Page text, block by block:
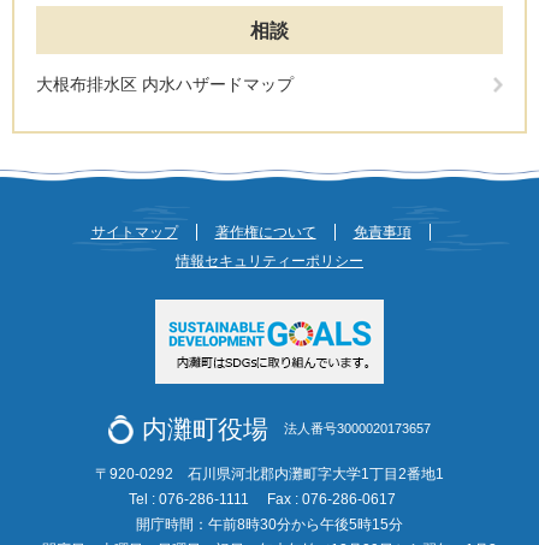
相談
大根布排水区 内水ハザードマップ
サイトマップ 著作権について
免責事項
情報セキュリティーポリシー
内灘町役場 法人番号3000020173657
〒920-0292 石川県河北郡内灘町字大学1丁目2番地1
Tel : 076-286-1111
Fax : 076-286-0617
開庁時間：午前8時30分から午後5時15分